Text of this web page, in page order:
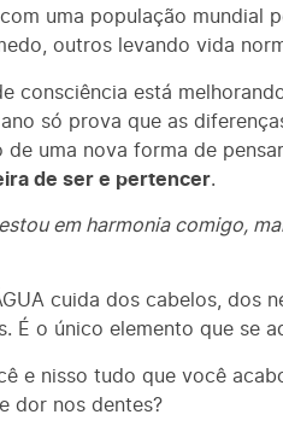
uma população mundial
outros levando vida
consciência está
só prova que as
de uma nova forma de
de ser e pertencer.
em harmonia comigo,
cuida dos cabelos, dos
É o único elemento que se
e nisso tudo que você
dor nos dentes?